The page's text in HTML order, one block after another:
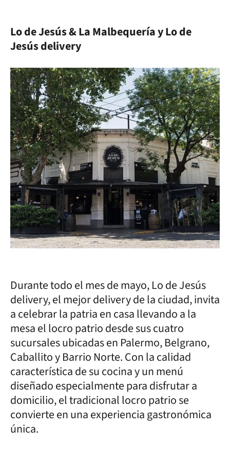
Lo de Jesús & La Malbequería y Lo de
Jesús delivery
Durante todo el mes de mayo, Lo de Jesús
delivery, el mejor delivery de la ciudad, invita
a celebrar la patria en casa llevando a la
mesa el locro patrio desde sus cuatro
sucursales ubicadas en Palermo, Belgrano,
Caballito y Barrio Norte. Con la calidad
característica de su cocina y un menú
diseñado especialmente para disfrutar a
domicilio, el tradicional locro patrio se
convierte en una experiencia gastronómica
única.